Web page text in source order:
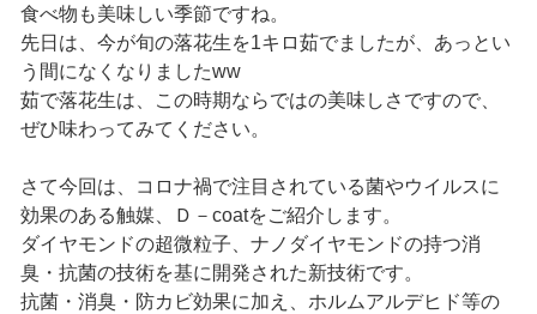
食べ物も美味しい季節ですね。
先日は、今が旬の落花生を1キロ茹でましたが、あっとい
う間になくなりましたww
茹で落花生は、この時期ならではの美味しさですので、
ぜひ味わってみてください。
さて今回は、コロナ禍で注目されている菌やウイルスに
効果のある触媒、Ｄ－coatをご紹介します。
ダイヤモンドの超微粒子、ナノダイヤモンドの持つ消
臭・抗菌の技術を基に開発された新技術です。
抗菌・消臭・防カビ効果に加え、ホルムアルデヒド等の